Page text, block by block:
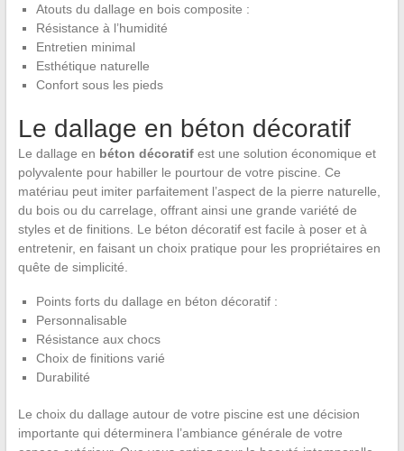
Atouts du dallage en bois composite :
Résistance à l’humidité
Entretien minimal
Esthétique naturelle
Confort sous les pieds
Le dallage en béton décoratif
Le dallage en béton décoratifest une solution économique et
polyvalente pour habiller le pourtour de votre piscine. Ce
matériau peut imiter parfaitement l’aspect de la pierre naturelle,
du bois ou du carrelage, offrant ainsi une grande variété de
styles et de finitions. Le béton décoratif est facile à poser et à
entretenir, en faisant un choix pratique pour les propriétaires en
quête de simplicité.
Points forts du dallage en béton décoratif :
Personnalisable
Résistance aux chocs
Choix de finitions varié
Durabilité
Le choix du dallage autour de votre piscine est une décision
importante qui déterminera l’ambiance générale de votre